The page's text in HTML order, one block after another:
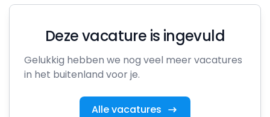
Deze vacature is ingevuld
Gelukkig hebben we nog veel meer vacatures
in het buitenland voor je.
Alle vacatures